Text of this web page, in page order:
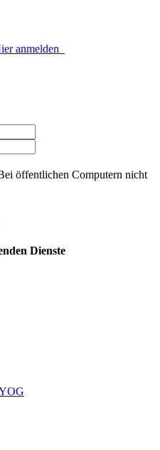
anmelden
öffentlichen Computern nicht
Dienste